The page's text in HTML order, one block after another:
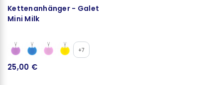
Kettenanhänger - Galet
Mini Milk
+7
25,00 €